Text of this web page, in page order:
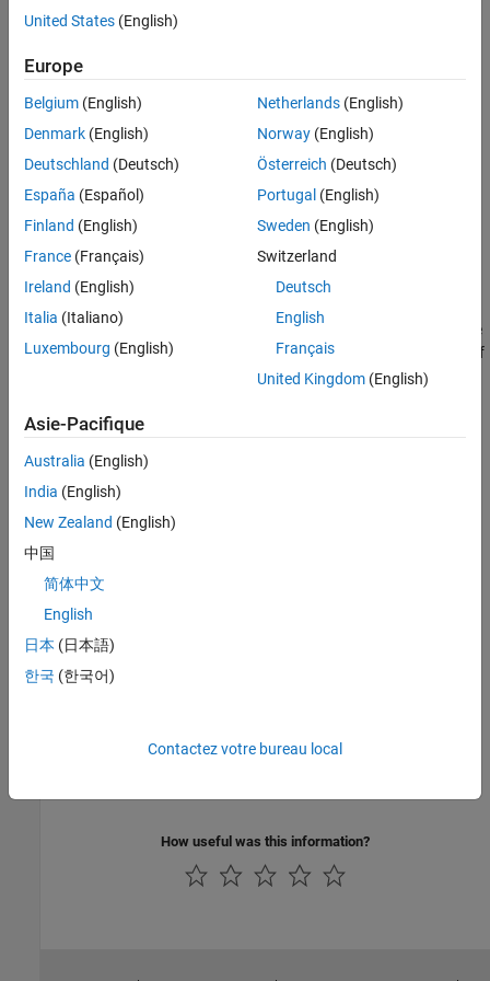
Simulation Results from Simscape Logging
The plots below show the engine and vehicle speed. As the vehicle
is starting at rest on an incline, it rolls backward until the torque of
the engine is enough to push the vehicle up the hill.
How useful was this information?
United States (English)
Europe
Belgium (English)
Denmark (English)
Deutschland (Deutsch)
España (Español)
Finland (English)
France (Français)
Ireland (English)
Italia (Italiano)
Luxembourg (English)
Netherlands(English)
Norway(English)
Österreich (Deutsch)
Portugal (English)
Sweden (English)
Switzerland
Deutsch
English
Français
United Kingdom(English)
Asie-Pacifique
Australia (English)
India (English)
New Zealand (English)
中国
简体中文
English
日本 (日本語)
한국 (한국어)
Contactez votre bureau local